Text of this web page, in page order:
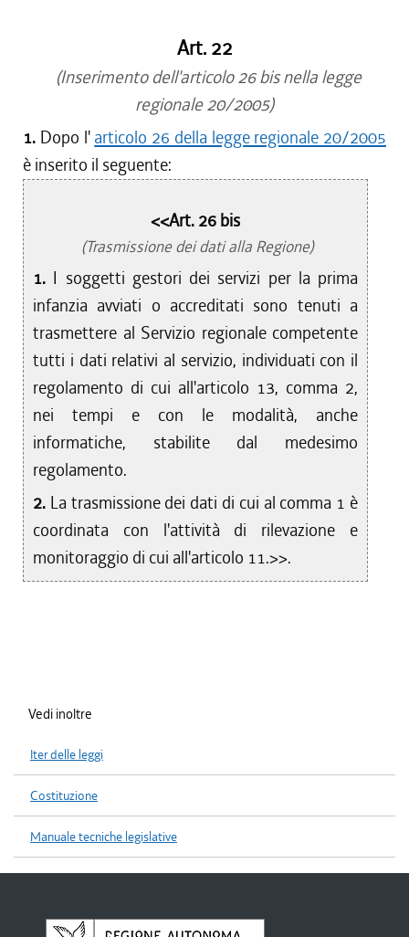
Art. 22
(Inserimento dell'articolo 26 bis nella legge
regionale 20/2005)
1. Dopo l' articolo 26 della legge regionale 20/2005
è inserito il seguente:
<<Art. 26 bis
(Trasmissione dei dati alla Regione)
1. I soggetti gestori dei servizi per la prima
infanzia avviati o accreditati sono tenuti a
trasmettere al Servizio regionale competente
tutti i dati relativi al servizio, individuati con il
regolamento di cui all'articolo 13, comma 2,
nei tempi e con le modalità, anche
informatiche, stabilite dal medesimo
regolamento.
2. La trasmissione dei dati di cui al comma 1 è
coordinata con l'attività di rilevazione e
monitoraggio di cui all'articolo 11.>>.
Vedi inoltre
Iter delle leggi
Costituzione
Manuale tecniche legislative